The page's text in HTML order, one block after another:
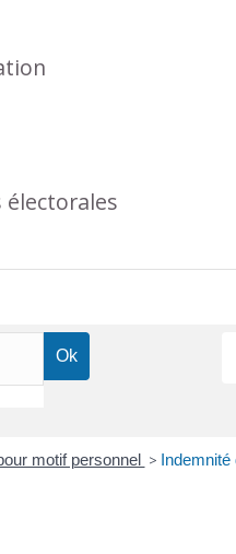
motif personnel > Indemnité